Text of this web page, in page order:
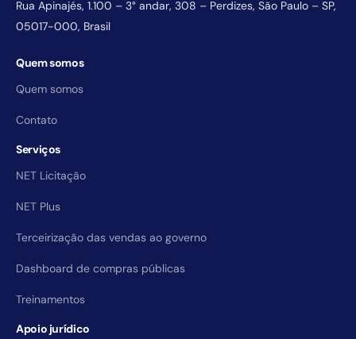
Rua Apinajés, 1.100 – 3° andar, 308 – Perdizes, São Paulo – SP,
05017-000, Brasil
Quem somos
Quem somos
Contato
Serviços
NET Licitação
NET Plus
Terceirização das vendas ao governo
Dashboard de compras públicas
Treinamentos
Apoio jurídico